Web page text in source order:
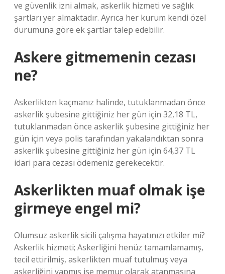
ve güvenlik izni almak, askerlik hizmeti ve sağlık
şartları yer almaktadır. Ayrıca her kurum kendi özel
durumuna göre ek şartlar talep edebilir.
Askere gitmemenin cezası
ne?
Askerlikten kaçmanız halinde, tutuklanmadan önce
askerlik şubesine gittiğiniz her gün için 32,18 TL,
tutuklanmadan önce askerlik şubesine gittiğiniz her
gün için veya polis tarafından yakalandıktan sonra
askerlik şubesine gittiğiniz her gün için 64,37 TL
idari para cezası ödemeniz gerekecektir.
Askerlikten muaf olmak işe
girmeye engel mi?
Olumsuz askerlik sicili çalışma hayatınızı etkiler mi?
Askerlik hizmeti; Askerliğini henüz tamamlamamış,
tecil ettirilmiş, askerlikten muaf tutulmuş veya
askerliğini yapmış ise memur olarak atanmasına